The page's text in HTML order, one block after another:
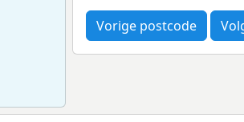
Vorige postcode